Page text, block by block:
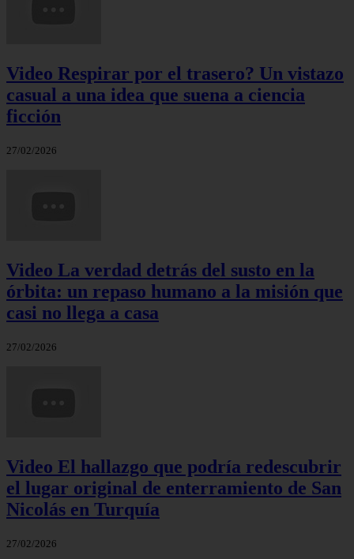
Video Respirar por el trasero? Un vistazo
casual a una idea que suena a ciencia
ficción
27/02/2026
Video La verdad detrás del susto en la
órbita: un repaso humano a la misión que
casi no llega a casa
27/02/2026
Video El hallazgo que podría redescubrir
el lugar original de enterramiento de San
Nicolás en Turquía
27/02/2026